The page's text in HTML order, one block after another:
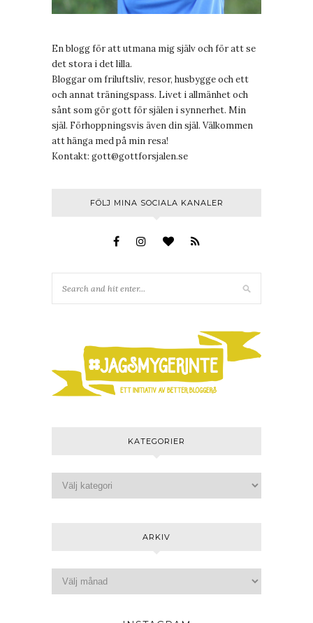
En blogg för att utmana mig själv och för att se
det stora i det lilla.
Bloggar om friluftsliv, resor, husbygge och ett
och annat träningspass. Livet i allmänhet och
sånt som gör gott för själen i synnerhet. Min
själ. Förhoppningsvis även din själ. Välkommen
att hänga med på min resa!
Kontakt: gott@gottforsjalen.se
FÖLJ MINA SOCIALA KANALER
KATEGORIER
ARKIV